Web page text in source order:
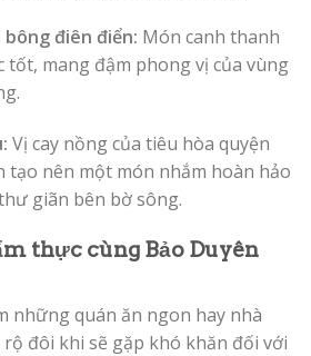
bông điên điển: Món canh thanh
tốt, mang đậm phong vị của vùng
Vị cay nồng của tiêu hòa quyện
tạo nên một món nhắm hoàn hảo
giãn bên bờ sông.
thực cùng Bảo Duyên
những quán ăn ngon hay nhà
đôi khi sẽ gặp khó khăn đối với